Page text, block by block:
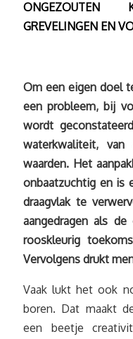
GREVELINGEN EN
Om een eigen doel
een probleem, bij
wordt
waterkwaliteit, van
waarden. Het
onbaatzuchtig en is
draagvlak te
aangedragen als
rooskleurig
Vervolgens drukt
Vaak lukt het ook
boren. Dat maakt
een beetje